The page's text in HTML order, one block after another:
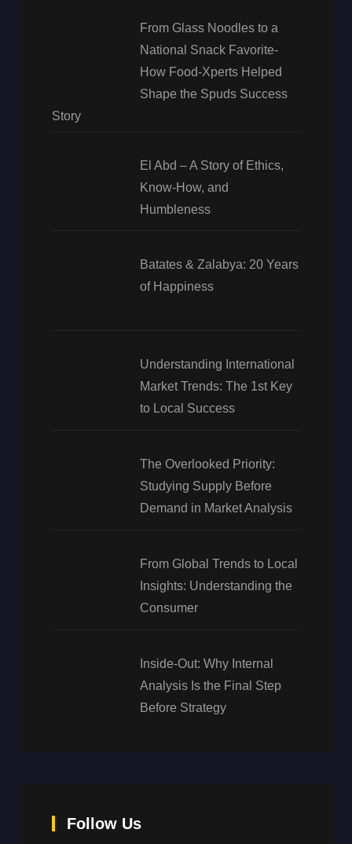
From Glass Noodles to a
National Snack Favorite-
How Food-Xperts Helped
Shape the Spuds Success
Story
El Abd – A Story of Ethics,
Know-How, and
Humbleness
Batates & Zalabya: 20 Years
of Happiness
Understanding International
Market Trends: The 1st Key
to Local Success
The Overlooked Priority:
Studying Supply Before
Demand in Market Analysis
From Global Trends to Local
Insights: Understanding the
Consumer
Inside-Out: Why Internal
Analysis Is the Final Step
Before Strategy
Follow Us